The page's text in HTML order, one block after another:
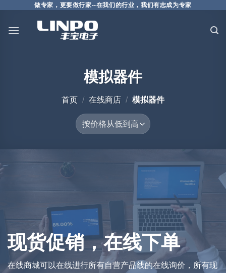
做专家，更要做行家--在我们的行业，我们有志成为专家
模拟器件
首页 / 在线商店 / 模拟器件
现货促销，在线下单
在线商城可以在线进行所有自营产品线的在线询价，所有现